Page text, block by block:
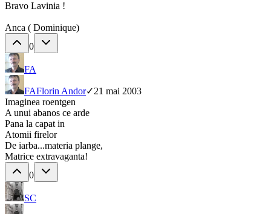
Bravo Lavinia !
Anca ( Dominique)
0
FA
FAFlorin Andor✓21 mai 2003
Imaginea roentgen
A unui abanos ce arde
Pana la capat in
Atomii firelor
De iarba...materia plange,
Matrice extravaganta!
0
SC